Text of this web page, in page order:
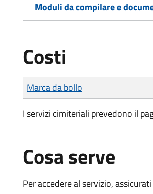
Moduli da compilare e
Costi
Tipo di pagamento
Importo
Marca da bollo
I servizi cimiteriali prevedono il
Cosa serve
Per accedere al servizio,